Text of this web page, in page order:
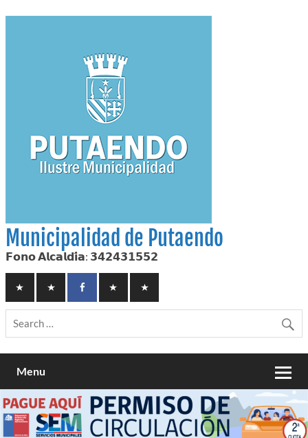
to
Municipalidad de Putaendo
𝗙𝗼𝗻𝗼 𝗔𝗹𝗰𝗮𝗹𝗱𝗶́𝗮: 𝟯𝟰𝟮𝟰𝟯𝟭𝟱𝟱𝟮
Menu